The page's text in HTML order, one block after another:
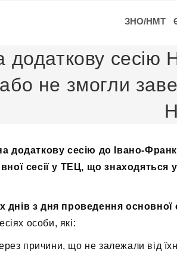
ЗНО/НМТ
додаткову
не змогли
додаткову сесію до Івано-
сесії у ТЕЦ, що знаходяться
днів з дня проведення основної
особи, які:
причини, що не залежали від